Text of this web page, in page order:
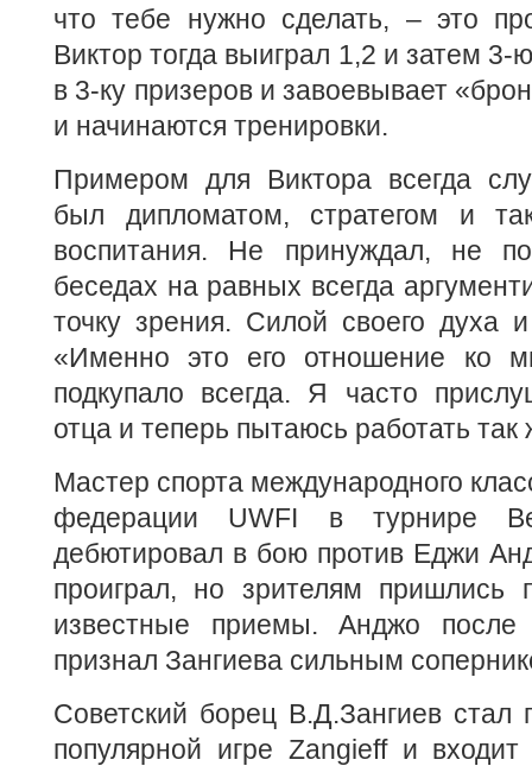
что тебе нужно сделать, – это
Виктор тогда выиграл 1,2 и затем 3-
в 3-ку призеров и завоевывает
и начинаются тренировки.
Примером для Виктора всегда
был дипломатом, стратегом и
воспитания. Не принуждал, не
беседах на равных всегда
точку зрения. Силой своего духа
«Именно это его отношение ко
подкупало всегда. Я часто
отца и теперь пытаюсь работать так
Мастер спорта международного
федерации UWFI в турнире
дебютировал в бою против Еджи
проиграл, но зрителям пришлись
известные приемы. Анджо после
признал Зангиева сильным
Советский борец В.Д.Зангиев стал
популярной игре Zangieff и